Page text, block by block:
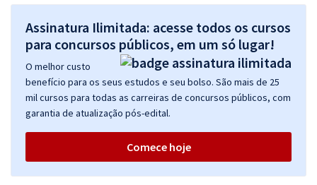
Assinatura Ilimitada: acesse todos os cursos
para concursos públicos, em um só lugar!
O melhor custo
benefício para os seus estudos e seu bolso. São mais de 25
mil cursos para todas as carreiras de concursos públicos, com
garantia de atualização pós-edital.
Comece hoje